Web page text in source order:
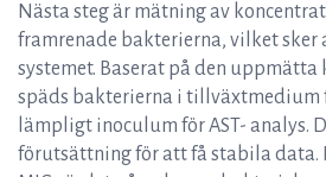
Nästa steg är mätning av
framrenade bakterierna, vilket sker
systemet. Baserat på den uppmätta
späds bakterierna i tillväxtmedium
lämpligt inoculum för AST- analys.
förutsättning för att få stabila data.